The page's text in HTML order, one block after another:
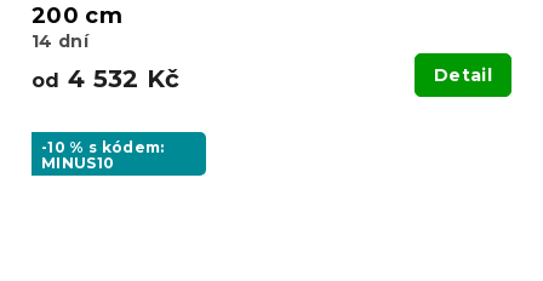
200 cm
14 dní
od 4 532 Kč Detail
-10 % s kódem:
MINUS10